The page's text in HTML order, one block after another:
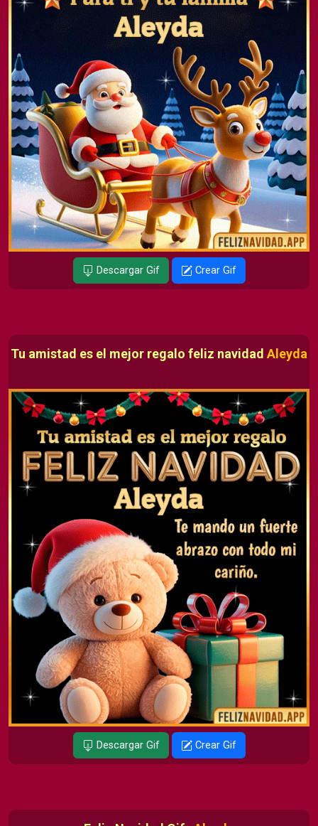
Descargar Gif Crear Gif
Tu amistad es el mejor regalo feliz navidad Aleyda
Descargar Gif Crear Gif